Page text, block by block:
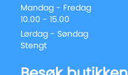
Mandag - Fredag
10.00 - 15.00
Lørdag - Søndag
Stengt